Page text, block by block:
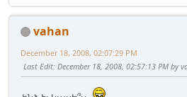
vahan
December 18, 2008, 02:07:29 PM
Last Edit: December 18, 2008, 02:57:13 PM by